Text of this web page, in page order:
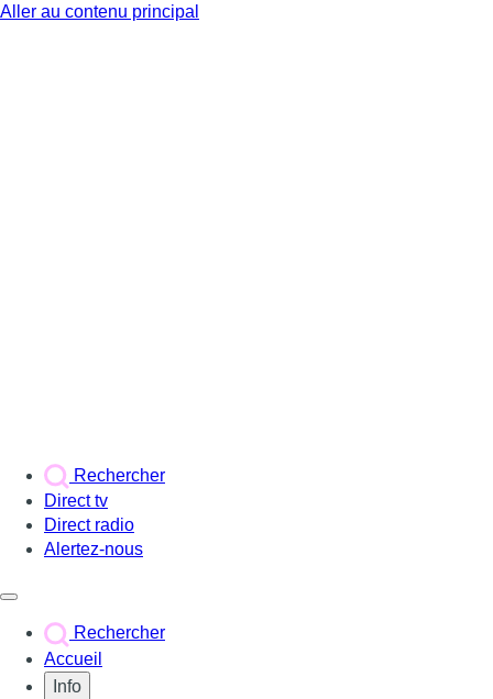
Aller au contenu principal
Rechercher
Direct tv
Direct radio
Alertez-nous
Rechercher
Accueil
Info